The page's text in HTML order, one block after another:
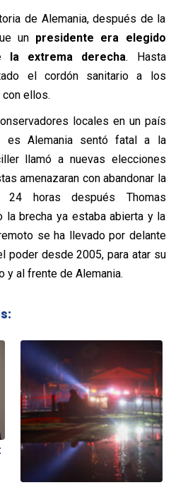
de Alemania, después de la
un presidente era elegido
extrema derecha. Hasta
el cordón sanitario a los
ellos.
locales en un país
es Alemania sentó fatal a la
llamó a nuevas elecciones
amenazaran con abandonar la
horas después Thomas
la brecha ya estaba abierta y la
se ha llevado por delante
poder desde 2005, para atar su
y al frente de Alemania.